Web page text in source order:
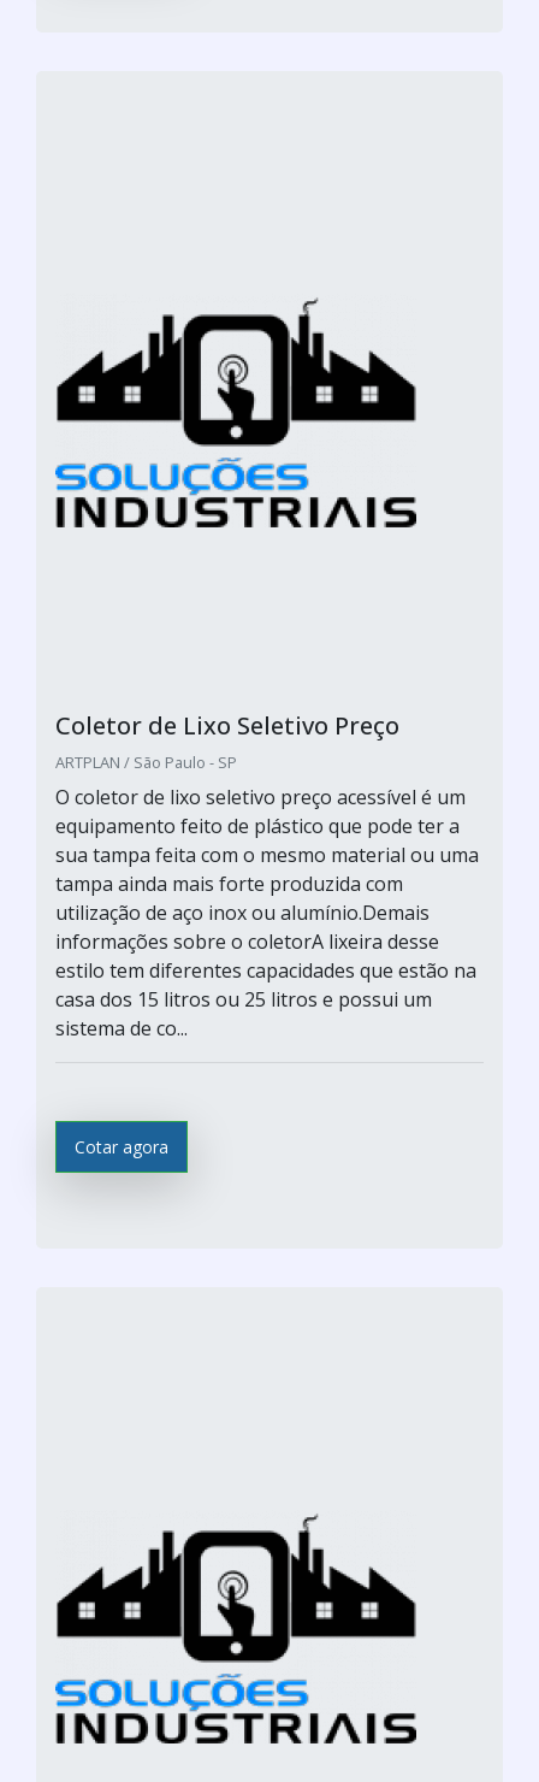
Coletor de Lixo Seletivo Preço
ARTPLAN / São Paulo - SP
O coletor de lixo seletivo preço acessível é um
equipamento feito de plástico que pode ter a
sua tampa feita com o mesmo material ou uma
tampa ainda mais forte produzida com
utilização de aço inox ou alumínio.Demais
informações sobre o coletorA lixeira desse
estilo tem diferentes capacidades que estão na
casa dos 15 litros ou 25 litros e possui um
sistema de co...
Cotar agora